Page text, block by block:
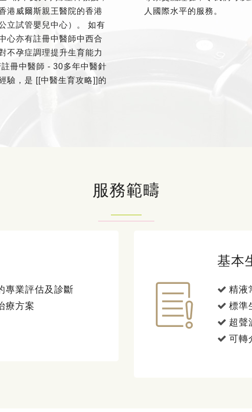
港威爾斯親王醫院的香港
立試管嬰兒中心）。 如有
心亦有註冊中醫師中西合
不孕症調理提升生育能力
冊中醫師 - 30多年中醫針
驗，是 [[中醫生育攻略]]的
人國際水平的服務。
服務範疇
專業評估及診斷
療方案
基本
精液
標準
超聲
可轉